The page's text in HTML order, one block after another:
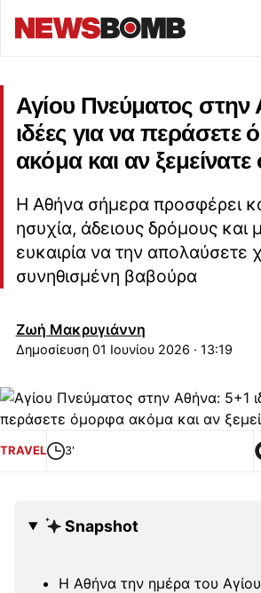
Αγίου Πνεύματος στην
ιδέες για να περάσετε
ακόμα και αν
Η Αθήνα σήμερα προσφέρει
ησυχία, άδειους δρόμους και
ευκαιρία να την απολαύσετε
συνηθισμένη βαβούρα
Ζωή Μακρυγιάννη
01 Ιουνίου 2026 · 13:19
TRAVEL 3'
Snapshot
Η Αθήνα την ημέρα του